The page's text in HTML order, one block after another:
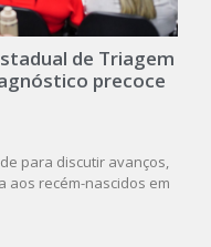
de Triagem
precoce
para discutir avanços,
aos recém-nascidos em